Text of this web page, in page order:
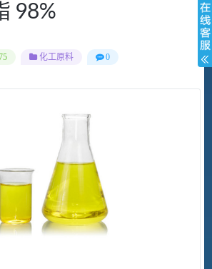
98%
化工原料 0